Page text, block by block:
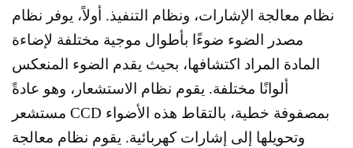
نظام معالجة الإشارات، ونظام التنفيذ. أولاً، يوفر نظام
مصدر الضوء ضوءًا بأطوال موجية مختلفة لإضاءة
المادة المراد اكتشافها، بحيث يقدم الضوء المنعكس
ألوانًا مختلفة. يقوم نظام الاستشعار، وهو عادةً
مستشعر CCD بمصفوفة خطية، بالتقاط هذه الأضواء
وتحويلها إلى إشارات كهربائية. يقوم نظام معالجة